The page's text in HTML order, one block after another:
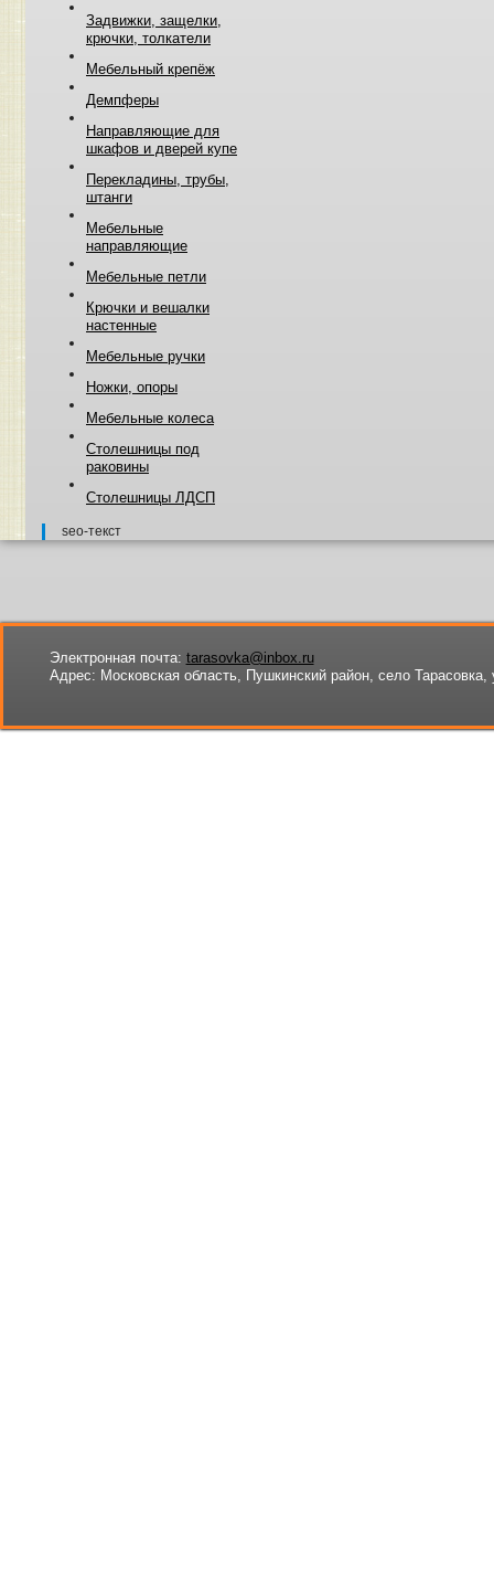
Задвижки, защелки,
крючки, толкатели
Мебельный крепёж
Демпферы
Направляющие для
шкафов и дверей купе
Перекладины, трубы,
штанги
Мебельные
направляющие
Мебельные петли
Крючки и вешалки
настенные
Мебельные ручки
Ножки, опоры
Мебельные колеса
Столешницы под
раковины
Столешницы ЛДСП
seo-текст
Электронная почта: tarasovka@inbox.ru
Адрес: Московская область, Пушкинский район, село